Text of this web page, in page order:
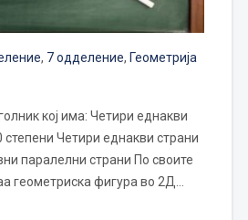
, 7 одделение, Геометрија
кој има: Четири еднакви
степени Четири еднакви страни
паралелни страни По своите
геометриска фигура во 2Д…